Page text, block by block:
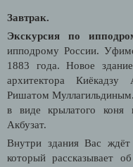
Завтрак.
Экскурсия по
ипподрому России.
1883 года. Новое
архитектора
Ришатом
в виде крылатого коня
Акбузат.
Внутри здания Вас
который рассказывает